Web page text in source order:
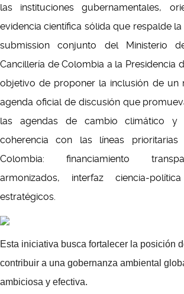
las instituciones gubernamentales,
evidencia científica sólida que respalde
submission conjunto del Ministerio
Cancillería de Colombia a la Presidencia
objetivo de proponer la inclusión de un
agenda oficial de discusión que
las agendas de cambio climático y
coherencia con las líneas
Colombia: financiamiento
armonizados, interfaz ciencia-
estratégicos.
Esta iniciativa busca fortalecer la posición
contribuir a una gobernanza ambiental
ambiciosa y efectiva.